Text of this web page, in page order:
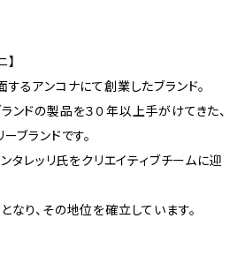
るアンコナにて創業したブランド。
ンドの製品を３０年以上手がけてきた、
ブランドです。
タレッリ氏をクリエイティブチームに迎
なり、その地位を確立しています。